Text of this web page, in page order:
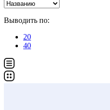
Выводить по:
20
40